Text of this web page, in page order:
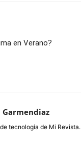
en Verano?
Garmendiaz
tecnología de Mi Revista.